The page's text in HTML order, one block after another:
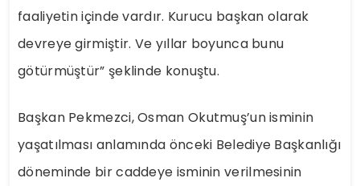
faaliyetin içinde vardır. Kurucu başkan olarak
devreye girmiştir. Ve yıllar boyunca bunu
götürmüştür” şeklinde konuştu.
Başkan Pekmezci, Osman Okutmuş’un isminin
yaşatılması anlamında önceki Belediye Başkanlığı
döneminde bir caddeye isminin verilmesinin